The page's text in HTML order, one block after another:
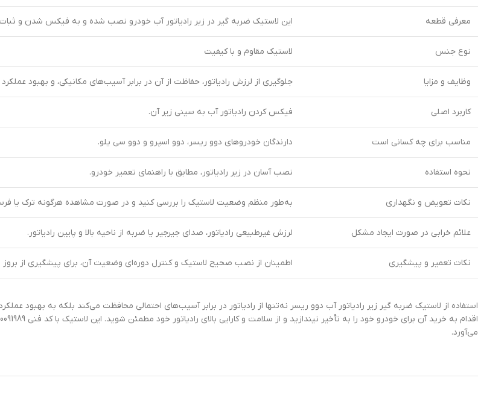
معرفی قطعه این لاستیک ضربه گیر در زیر رادیاتور آب خودرو نصب شده و به فیکس شدن و ثبات
نوع جنس لاستیک مقاوم و با کیفیت
وظایف و مزایا جلوگیری از لرزش رادیاتور، حفاظت از آن در برابر آسیب‌های مکانیکی، و بهبود
کاربرد اصلی فیکس کردن رادیاتور آب به سینی زیر آن.
مناسب برای چه کسانی است دارندگان خودروهای دوو ریسر، دوو اسپرو و دوو سی یلو.
نحوه استفاده نصب آسان در زیر رادیاتور، مطابق با راهنمای تعمیر خودرو.
نکات تعویض و نگهداری به‌طور منظم وضعیت لاستیک را بررسی کنید و در صورت مشاهده هرگونه ترک یا
علائم خرابی در صورت ایجاد مشکل لرزش غیرطبیعی رادیاتور، صدای جیرجیر یا ضربه از ناحیه بالا و پایین رادیاتور.
نکات تعمیر و پیشگیری اطمینان از نصب صحیح لاستیک و کنترل دوره‌ای وضعیت آن، برای پیشگیری از
استفاده از لاستیک ضربه گیر زیر رادیاتور آب دوو ریسر نه‌تنها از رادیاتور در برابر آسیب‌های احتمالی محافظت می‌کند بلکه به بهبود
می‌آورد.